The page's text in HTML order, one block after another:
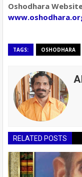
Oshodhara
TAGS: OSHODHARA
RELATED POSTS